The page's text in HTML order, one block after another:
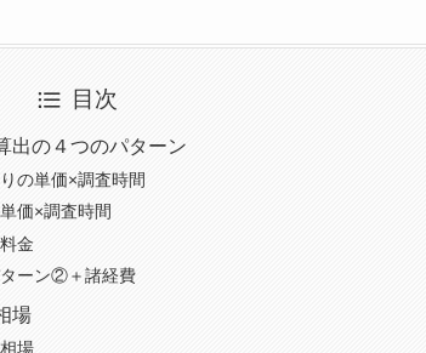
目次
出の４つのパターン
の単価×調査時間
価×調査時間
金
ーン②＋諸経費
場
場